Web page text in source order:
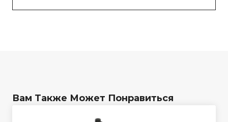
Вам Также Может Понравиться